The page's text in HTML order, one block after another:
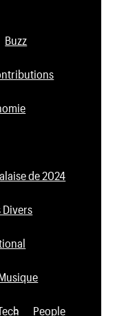
Buzz
de 2024
Divers
People